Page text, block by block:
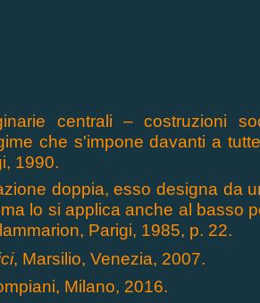
centrali – costruzioni
che s'impone davanti a
1990.
doppia, esso designa da
lo si applica anche al basso
Parigi, 1985, p. 22.
, Marsilio, Venezia, 2007.
Milano, 2016.